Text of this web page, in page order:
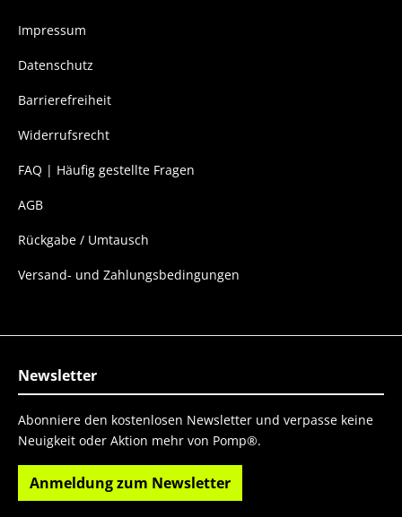
Impressum
Datenschutz
Barrierefreiheit
Widerrufsrecht
FAQ | Häufig gestellte Fragen
AGB
Rückgabe / Umtausch
Versand- und Zahlungsbedingungen
Newsletter
Abonniere den kostenlosen Newsletter und verpasse keine
Neuigkeit oder Aktion mehr von Pomp®.
Anmeldung zum Newsletter